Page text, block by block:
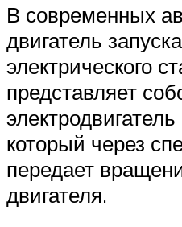
В современных
двигатель
электрического
представляет
который через
передает
двигателя.